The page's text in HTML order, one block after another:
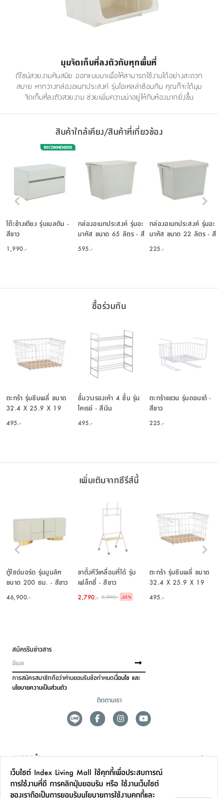
มุมจัดเก็บที่ลงตัวกับทุกพื้นที่
ดีไซน์สวยงามทันสมัย ออกแบบมาเพื่อให้สามารถใช้งานได้อย่างสะดวก
สบาย หากวางกล่องอเนกประสงค์ รุ่นโอเทลล่าซ้อนกัน คุณก็จะได้มุม
จัดเก็บที่ลงตัวสวยงาม ช่วยเพิ่มความน่าอยู่ให้กับห้องมากยิ่งขึ้น
สินค้าใกล้เคียง/สินค้าที่เกี่ยวข้อง
โต๊ะข้างเตียง รุ่นเมลตัน -
สีขาว
1,990.-
กล่องอเนกประสงค์ รุ่นอะ
มาทัส ขนาด 65 ลิตร - สี
595.-
กล่องอเนกประสงค์ รุ่นอะ
มาทัส ขนาด 22 ลิตร - สี
225.-
ซื้อร่วมกัน
ตะกร้า รุ่นซิมพลี่ ขนาด
32.4 X 25.9 X 19
495.-
ชั้นวางรองเท้า 4 ชั้น รุ่น
โคเรย์ - สีเงิน
495.-
ตะกร้าแขวน รุ่นดอนเต้ -
สีขาว
225.-
เพิ่มเติมจากซีรีส์นี้
ตู้ไซด์บอร์ด รุ่นมูนลิท
ขนาด 200 ซม. - สีขาว
46,900.-
ขาตั้งทีวีเคลื่อนที่ได้ รุ่น
เฟล็กซี่ - สีขาว
2,790.- 3,590.- -22%
ตะกร้า รุ่นซิมพลี่ ขนาด
32.4 X 25.9 X 19
495.-
สมัครรับข่าวสาร
การสมัครสมาชิกถือว่าท่านยอมรับข้อกำหนดเงื่อนไข และ
นโยบายความเป็นส่วนตัว
ติดตามเรา
ดูแลลูกค้า
สาขาและการบริการ
เว็บไซต์ Index Living Mall ใช้คุกกี้เพื่อประสบการณ์
การใช้งานที่ดี การคลิกปุ่มยอมรับ หรือ ใช้งานเว็บไซต์
ของเราถือเป็นการยอมรับนโยบายการใช้งานคุกกี้และ